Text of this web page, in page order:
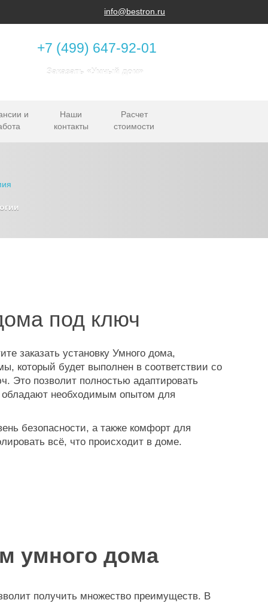
info@bestron.ru
+7 (499) 647-92-01
Заказать «Умный дом»
и
Наши
контакты
Расчет
стоимости
под ключ
заказать установку Умного дома,
который будет выполнен в соответствии со
позволит полностью адаптировать
необходимым опытом для
безопасности, а также комфорт для
всё, что происходит в доме.
умного дома
получить множество преимуществ. В